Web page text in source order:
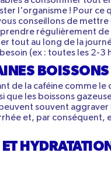
l'organisme ! Pour ce
conseillons de mettre
régulièrement
tout au long de la
(ex : toutes les 2-3
BOISSONS
de la caféine comme le
que les boissons
souvent aggraver
et, par conséquent,